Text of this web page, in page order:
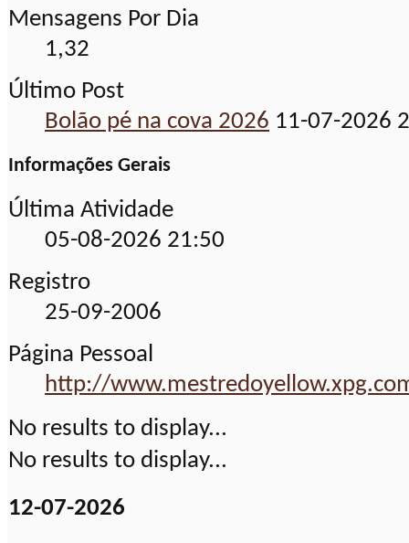
Mensagens Por Dia
1,32
Último Post
Bolão pé na cova 2026 11-07-2026
Informações Gerais
Última Atividade
05-08-2026 21:50
Registro
25-09-2006
Página Pessoal
http://
No results to display...
No results to display...
12-07-2026